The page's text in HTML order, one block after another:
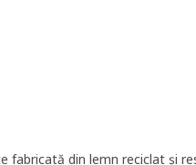
fabricată din lemn reciclat și